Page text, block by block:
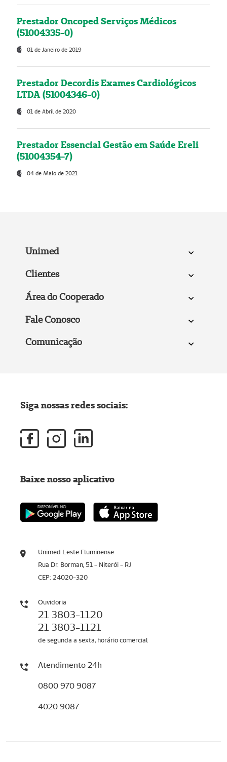
Prestador Oncoped Serviços Médicos
(51004335-0)
01 de Janeiro de 2019
Prestador Decordis Exames Cardiológicos
LTDA (51004346-0)
01 de Abril de 2020
Prestador Essencial Gestão em Saúde Ereli
(51004354-7)
04 de Maio de 2021
Unimed
Clientes
Área do Cooperado
Fale Conosco
Comunicação
Unimed Leste Fluminense
Rua Dr. Borman, 51 - Niterói - RJ
CEP: 24020-320
Ouvidoria
21 3803-1120
21 3803-1121
de segunda a sexta, horário comercial
Atendimento 24h
0800 970 9087
4020 9087
Siga nossas redes sociais:
Baixe nosso aplicativo